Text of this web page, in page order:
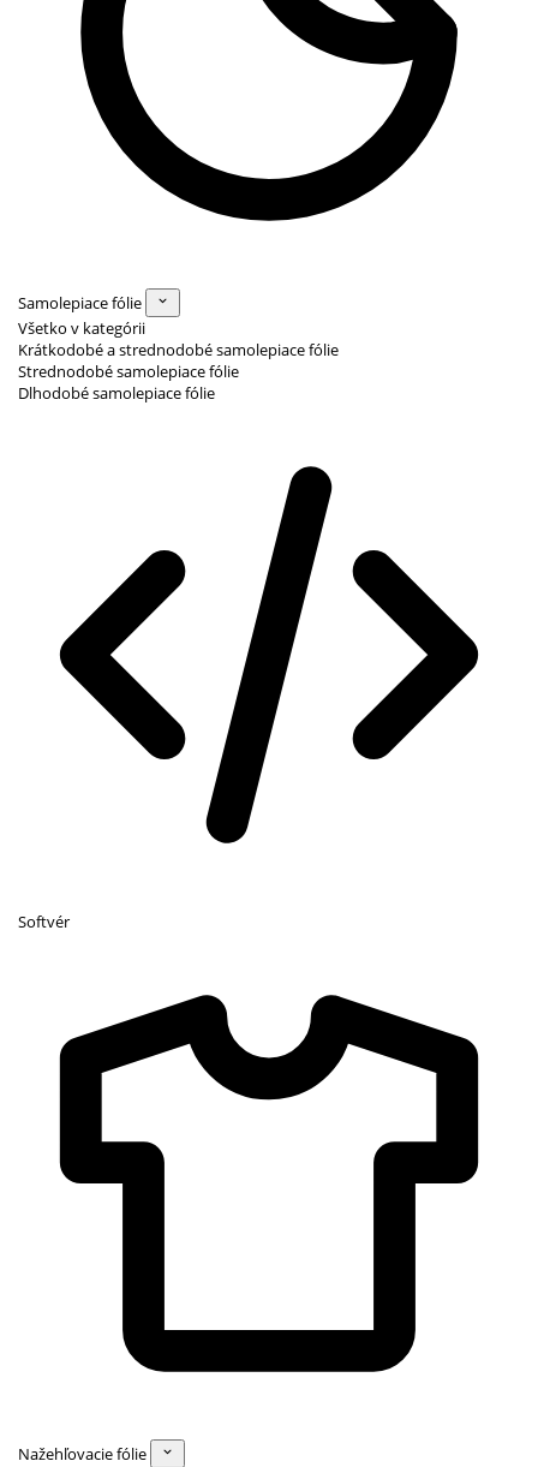
Samolepiace fólie
Všetko v kategórii
Krátkodobé a strednodobé samolepiace fólie
Strednodobé samolepiace fólie
Dlhodobé samolepiace fólie
Softvér
Nažehľovacie fólie